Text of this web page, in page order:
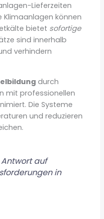
Lieferzeiten
Klimaanlagen können
bietet sofortige
sind innerhalb
verhindern
durch
mit professionellen
Die Systeme
und reduzieren
auf
in